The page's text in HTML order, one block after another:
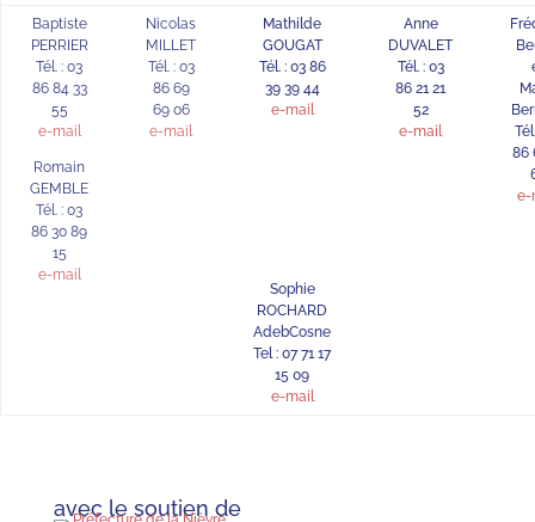
Baptiste
PERRIER
Tél. : 03
86 84 33
55
e-mail
Romain
GEMBLE
Tél. : 03
86 30 89
15
e-mail
Nicolas
MILLET
Tél. : 03
86 69
69 06
e-mail
Mathilde
GOUGAT
Tél. : 03 86
39 39 44
e-mail
Sophie
ROCHARD
AdebCosne
Tel : 07 71 17
15 09
e-mail
Anne
DUVALET
Tél. : 03
86 21 21
52
e-mail
86
e-
avec le soutien de